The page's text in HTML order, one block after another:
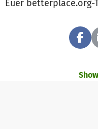
Euer betterplace.org-